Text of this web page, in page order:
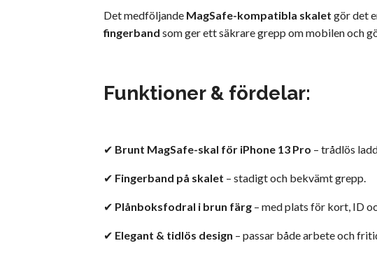
Det medföljande MagSafe-kompatibla skalet gör det
fingerband som ger ett säkrare grepp om mobilen och
Funktioner & fördelar:
✔ Brunt MagSafe-skal för iPhone 13 Pro – trådlös
✔ Fingerband på skalet – stadigt och bekvämt grepp.
✔ Plånboksfodral i brun färg – med plats för kort, ID
✔ Elegant & tidlös design – passar både arbete och